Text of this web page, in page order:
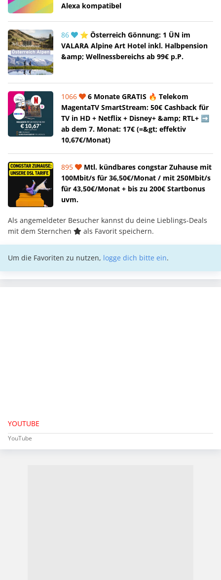
Alexa kompatibel
86
⭐ Österreich Gönnung: 1 ÜN im
VALARA Alpine Art Hotel inkl. Halbpension
&amp; Wellnessbereichs ab 99€ p.P.
1066
6 Monate GRATIS 🔥 Telekom
MagentaTV SmartStream: 50€ Cashback für
TV in HD + Netflix + Disney+ &amp; RTL+ ➡️
ab dem 7. Monat: 17€ (=&gt; effektiv
10,67€/Monat)
895
Mtl. kündbares congstar Zuhause mit
100Mbit/s für 36,50€/Monat / mit 250Mbit/s
für 43,50€/Monat + bis zu 200€ Startbonus
uvm.
Als angemeldeter Besucher kannst du deine Lieblings-Deals
mit dem Sternchen
als Favorit speichern.
Um die Favoriten zu nutzen, logge dich bitte ein.
YOUTUBE
YouTube